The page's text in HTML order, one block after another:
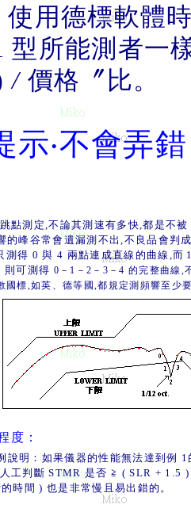
使用德標軟體
型所能測者一
/ 價格〞比。
示‧不會弄錯
跳點測定,不論其測速有多快,都是不
的峰谷常會遺漏測不出,不良品會判
測得 0與 4 兩點連成直線的曲線 ,而
則可測得 0 － 1 －2 － 3 －4的完整曲線 ,
國標,如英、德等國 ,都規定測頻響至少
度：
說明：如果儀器的性能無法達到例 1
工判斷 STMR是否 ≧ ( SLR + 1.5
時間 )也是非常慢且易出錯的。